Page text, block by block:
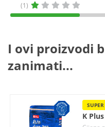
(1)
I ovi proizvodi
zanimati...
K